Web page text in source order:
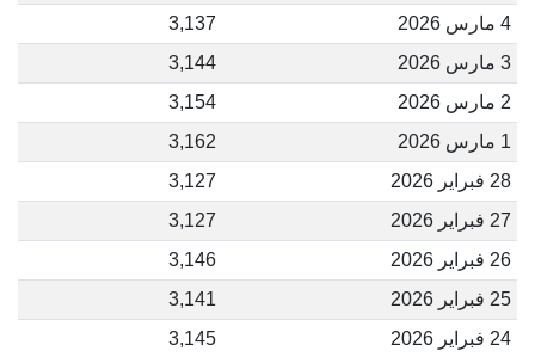
4 مارس 2026
3,137
3 مارس 2026
3,144
2 مارس 2026
3,154
1 مارس 2026
3,162
28 فبراير 2026
3,127
27 فبراير 2026
3,127
26 فبراير 2026
3,146
25 فبراير 2026
3,141
24 فبراير 2026
3,145